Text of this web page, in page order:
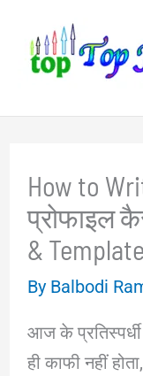
content
How to
प्रोफाइल
&
By Balbodi
आज के प्रतिस्पर्धी
ही काफी नहीं